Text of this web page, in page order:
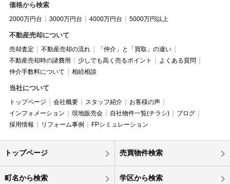
価格から検索
2000万円台 3000万円台 4000万円台 5000万円以上
不動産売却について
売却査定 不動産売却の流れ
「仲介」と「買取」の違い
不動産売却時の諸費用
少しでも高く売るポイント
よくある質問
仲介手数料について
相続相談
当社について
トップページ 会社概要 スタッフ紹介
お客様の声
インフォメーション
現地販売会 自社物件一覧(チラシ)
ブログ
採用情報
リフォーム事例 FPシミュレーション
トップページ 売買物件検索
町名から検索 学区から検索